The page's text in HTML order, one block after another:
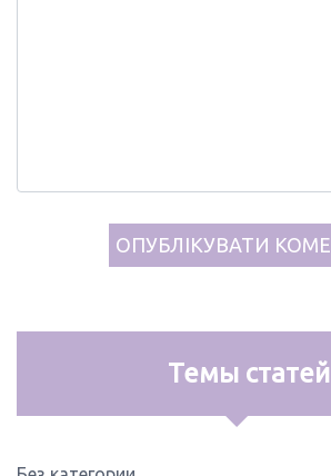
Темы статей